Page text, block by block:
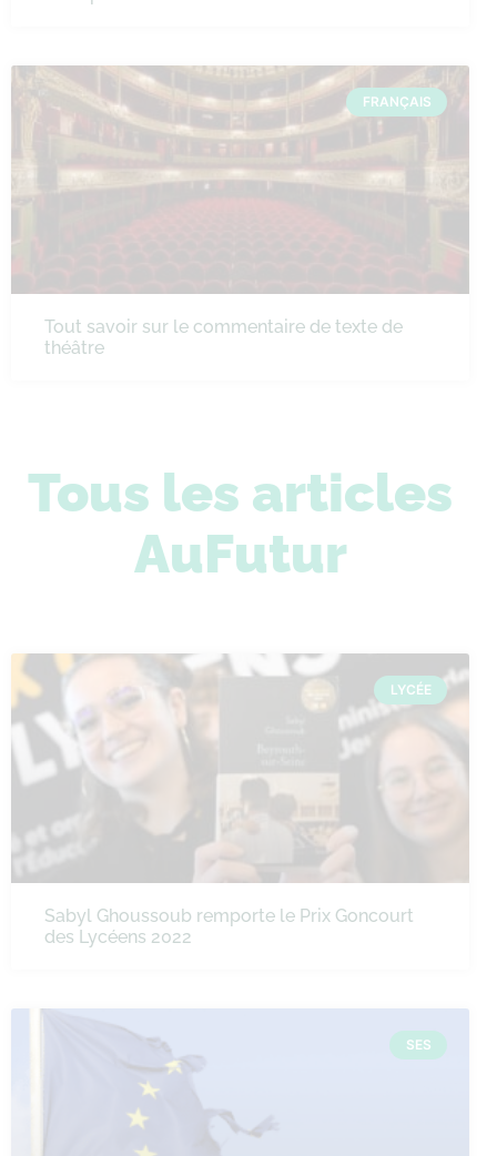
FRANÇAIS
Tout savoir sur le commentaire de texte de
théâtre
Tous les articles
AuFutur
LYCÉE
Sabyl Ghoussoub remporte le Prix Goncourt
des Lycéens 2022
SES